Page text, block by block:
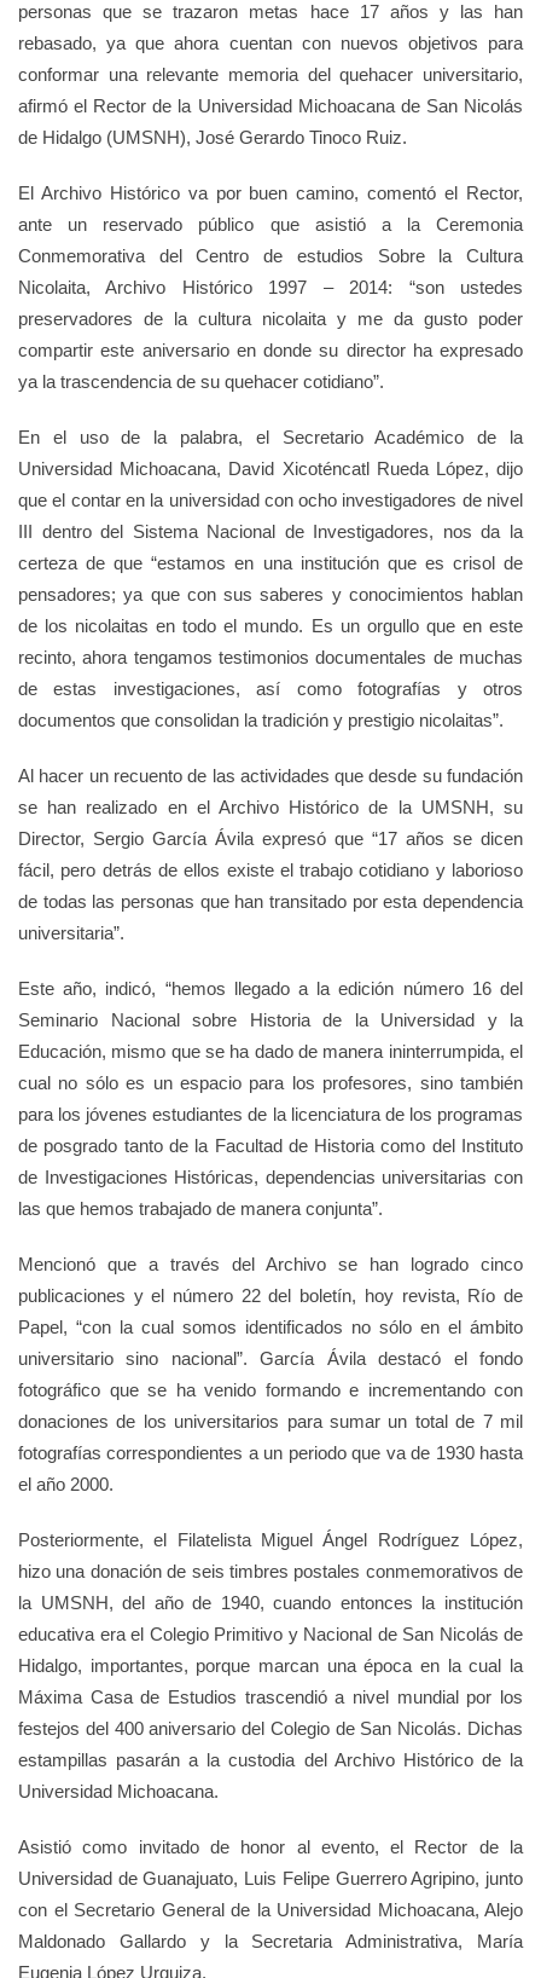
personas que se trazaron metas hace 17 años y las han
rebasado, ya que ahora cuentan con nuevos objetivos para
conformar una relevante memoria del quehacer universitario,
afirmó el Rector de la Universidad Michoacana de San Nicolás
de Hidalgo (UMSNH), José Gerardo Tinoco Ruiz.
El Archivo Histórico va por buen camino, comentó el Rector,
ante un reservado público que asistió a la Ceremonia
Conmemorativa del Centro de estudios Sobre la Cultura
Nicolaita, Archivo Histórico 1997 – 2014: “son ustedes
preservadores de la cultura nicolaita y me da gusto poder
compartir este aniversario en donde su director ha expresado
ya la trascendencia de su quehacer cotidiano”.
En el uso de la palabra, el Secretario Académico de la
Universidad Michoacana, David Xicoténcatl Rueda López, dijo
que el contar en la universidad con ocho investigadores de nivel
III dentro del Sistema Nacional de Investigadores, nos da la
certeza de que “estamos en una institución que es crisol de
pensadores; ya que con sus saberes y conocimientos hablan
de los nicolaitas en todo el mundo. Es un orgullo que en este
recinto, ahora tengamos testimonios documentales de muchas
de estas investigaciones, así como fotografías y otros
documentos que consolidan la tradición y prestigio nicolaitas”.
Al hacer un recuento de las actividades que desde su fundación
se han realizado en el Archivo Histórico de la UMSNH, su
Director, Sergio García Ávila expresó que “17 años se dicen
fácil, pero detrás de ellos existe el trabajo cotidiano y laborioso
de todas las personas que han transitado por esta dependencia
universitaria”.
Este año, indicó, “hemos llegado a la edición número 16 del
Seminario Nacional sobre Historia de la Universidad y la
Educación, mismo que se ha dado de manera ininterrumpida, el
cual no sólo es un espacio para los profesores, sino también
para los jóvenes estudiantes de la licenciatura de los programas
de posgrado tanto de la Facultad de Historia como del Instituto
de Investigaciones Históricas, dependencias universitarias con
las que hemos trabajado de manera conjunta”.
Mencionó que a través del Archivo se han logrado cinco
publicaciones y el número 22 del boletín, hoy revista, Río de
Papel, “con la cual somos identificados no sólo en el ámbito
universitario sino nacional”. García Ávila destacó el fondo
fotográfico que se ha venido formando e incrementando con
donaciones de los universitarios para sumar un total de 7 mil
fotografías correspondientes a un periodo que va de 1930 hasta
el año 2000.
Posteriormente, el Filatelista Miguel Ángel Rodríguez López,
hizo una donación de seis timbres postales conmemorativos de
la UMSNH, del año de 1940, cuando entonces la institución
educativa era el Colegio Primitivo y Nacional de San Nicolás de
Hidalgo, importantes, porque marcan una época en la cual la
Máxima Casa de Estudios trascendió a nivel mundial por los
festejos del 400 aniversario del Colegio de San Nicolás. Dichas
estampillas pasarán a la custodia del Archivo Histórico de la
Universidad Michoacana.
Asistió como invitado de honor al evento, el Rector de la
Universidad de Guanajuato, Luis Felipe Guerrero Agripino, junto
con el Secretario General de la Universidad Michoacana, Alejo
Maldonado Gallardo y la Secretaria Administrativa, María
Eugenia López Urquiza.